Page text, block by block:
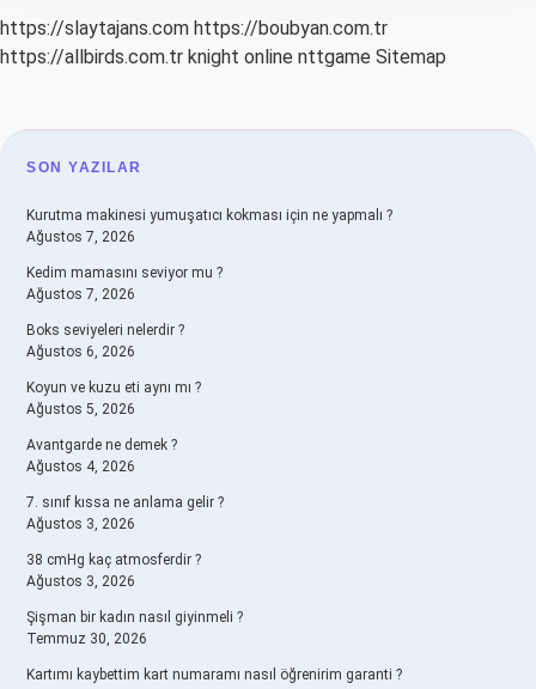
https://slaytajans.com https://boubyan.com.tr
https://allbirds.com.tr knight online nttgame Sitemap
SIDEBAR
SON YAZILAR
Kurutma makinesi yumuşatıcı kokması için ne yapmalı ?
Ağustos 7, 2026
Kedim mamasını seviyor mu ?
Ağustos 7, 2026
Boks seviyeleri nelerdir ?
Ağustos 6, 2026
Koyun ve kuzu eti aynı mı ?
Ağustos 5, 2026
Avantgarde ne demek ?
Ağustos 4, 2026
7. sınıf kıssa ne anlama gelir ?
Ağustos 3, 2026
38 cmHg kaç atmosferdir ?
Ağustos 3, 2026
Şişman bir kadın nasıl giyinmeli ?
Temmuz 30, 2026
Kartımı kaybettim kart numaramı nasıl öğrenirim garanti ?